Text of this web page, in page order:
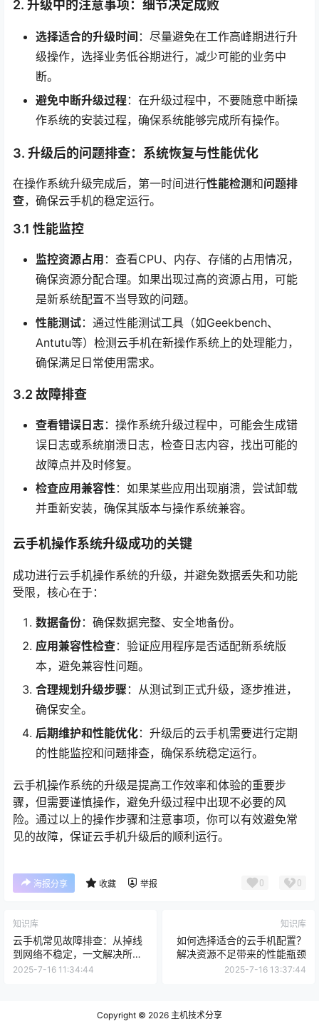
2. 升级中的注意事项：细节决定成败
选择适合的升级时间 ：尽量避免在工作高峰期进行升
级操作，选择业务低谷期进行，减少可能的业务中
断。
避免中断升级过程：在升级过程中，不要随意中断操
作系统的安装过程，确保系统能够完成所有操作。
3. 升级后的问题排查：系统恢复与性能优化
在操作系统升级完成后，第一时间进行性能检测和问题排
查，确保云手机的稳定运行。
3.1 性能监控
监控资源占用 ：查看CPU、内存、存储的占用情况，
确保资源分配合理。如果出现过高的资源占用，可能
是新系统配置不当导致的问题。
性能测试：通过性能测试工具（如Geekbench、
Antutu等）检测云手机在新操作系统上的处理能力，
确保满足日常使用需求。
3.2 故障排查
查看错误日志：操作系统升级过程中，可能会生成错
误日志或系统崩溃日志，检查日志内容，找出可能的
故障点并及时修复。
检查应用兼容性：如果某些应用出现崩溃，尝试卸载
并重新安装，确保其版本与操作系统兼容。
云手机操作系统升级成功的关键
成功进行云手机操作系统的升级，并避免数据丢失和功能
受限，核心在于：
数据备份：确保数据完整、安全地备份。
应用兼容性检查：验证应用程序是否适配新系统版
本，避免兼容性问题。
合理规划升级步骤 ：从测试到正式升级，逐步推进，
确保安全。
后期维护和性能优化：升级后的云手机需要进行定期
的性能监控和问题排查，确保系统稳定运行。
云手机操作系统的升级是提高工作效率和体验的重要步
骤，但需要谨慎操作，避免升级过程中出现不必要的风
险。通过以上的操作步骤和注意事项，你可以有效避免常
见的故障，保证云手机升级后的顺利运行。
海报分享 收藏 举报 0 0
知识库
云手机常见故障排查：从掉线
到网络不稳定，一文解决所有
问题
2025-7-16 11:34:44
知识库
如何选择适合的云手机配置？
解决资源不足带来的性能瓶颈
2025-7-16 13:37:44
Copyright © 2026 主机技术分享